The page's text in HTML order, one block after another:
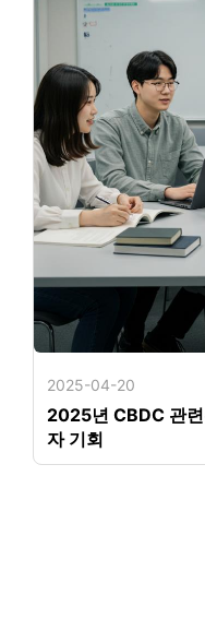
2025-04-20
2025년 CBDC 관
자 기회